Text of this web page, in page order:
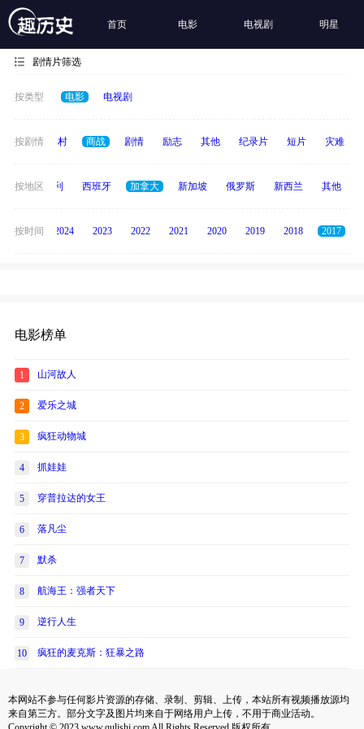
首页 电影 电视剧 明星
剧情片筛选
按类型 电影 电视剧
按剧情
历史 乡村 商战 剧情 励志 其他 纪录片 短片 灾难
按地区
度 意大利 西班牙 加拿大 新加坡 俄罗斯 新西兰 其他
按时间
2025 2024 2023 2022 2021 2020 2019 2018 2017
电影榜单
1 山河故人
2 爱乐之城
3 疯狂动物城
4 抓娃娃
5 穿普拉达的女王
6 落凡尘
7 默杀
8 航海王：强者天下
9 逆行人生
10 疯狂的麦克斯：狂暴之路
本网站不参与任何影片资源的存储、录制、剪辑、上传，本站所有视频播放源均
来自第三方。部分文字及图片均来自于网络用户上传，不用于商业活动。